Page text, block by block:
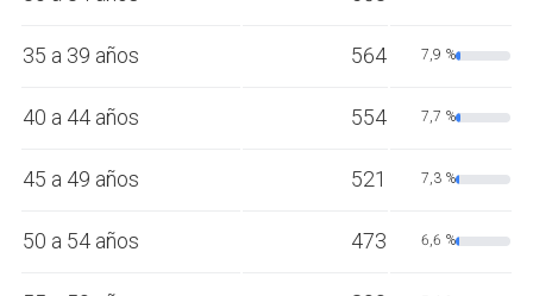
35 a 39 años 564 7,9 %
40 a 44 años 554 7,7 %
45 a 49 años 521 7,3 %
50 a 54 años 473 6,6 %